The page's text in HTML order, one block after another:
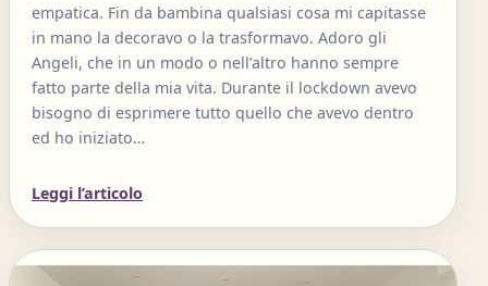
empatica. Fin da bambina qualsiasi cosa mi capitasse
in mano la decoravo o la trasformavo. Adoro gli
Angeli, che in un modo o nell’altro hanno sempre
fatto parte della mia vita. Durante il lockdown avevo
bisogno di esprimere tutto quello che avevo dentro
ed ho iniziato…
Leggi l’articolo